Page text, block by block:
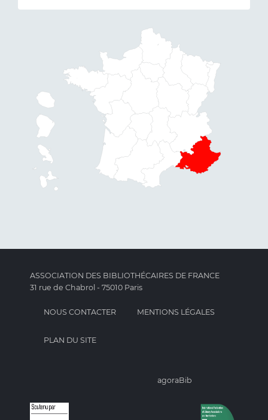
ASSOCIATION DES BIBLIOTHÉCAIRES DE FRANCE
31 rue de Chabrol - 75010 Paris
NOUS CONTACTER MENTIONS LÉGALES
PLAN DU SITE
agoraBib